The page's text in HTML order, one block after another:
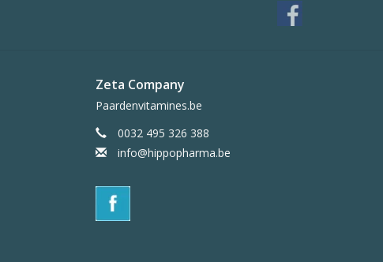
Zeta Company
Paardenvitamines.be
0032 495 326 388
info@hippopharma.be